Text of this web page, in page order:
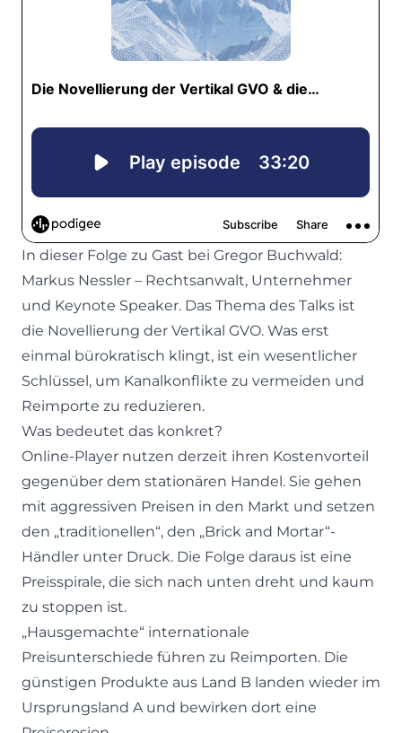
In dieser Folge zu Gast bei Gregor Buchwald:
Markus Nessler – Rechtsanwalt, Unternehmer
und Keynote Speaker. Das Thema des Talks ist
die Novellierung der Vertikal GVO. Was erst
einmal bürokratisch klingt, ist ein wesentlicher
Schlüssel, um Kanalkonflikte zu vermeiden und
Reimporte zu reduzieren.
Was bedeutet das konkret?
Online-Player nutzen derzeit ihren Kostenvorteil
gegenüber dem stationären Handel. Sie gehen
mit aggressiven Preisen in den Markt und setzen
den „traditionellen“, den „Brick and Mortar“-
Händler unter Druck. Die Folge daraus ist eine
Preisspirale, die sich nach unten dreht und kaum
zu stoppen ist.
„Hausgemachte“ internationale
Preisunterschiede führen zu Reimporten. Die
günstigen Produkte aus Land B landen wieder im
Ursprungsland A und bewirken dort eine